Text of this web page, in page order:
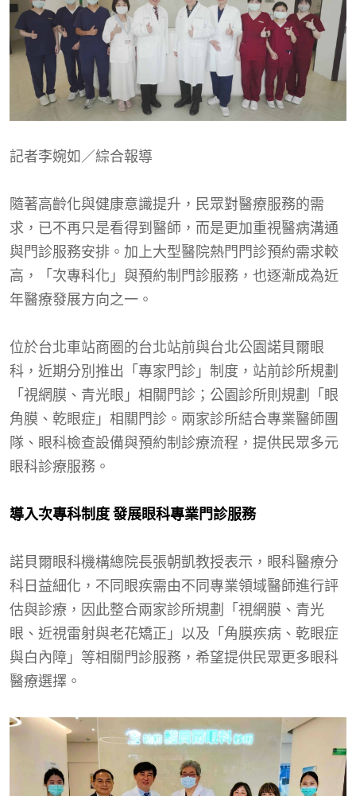
記者李婉如／綜合報導
隨著高齡化與健康意識提升，民眾對醫療服務的需
求，已不再只是看得到醫師，而是更加重視醫病溝通
與門診服務安排。加上大型醫院熱門門診預約需求較
高，「次專科化」與預約制門診服務，也逐漸成為近
年醫療發展方向之一。
位於台北車站商圈的台北站前與台北公園諾貝爾眼
科，近期分別推出「專家門診」制度，站前診所規劃
「視網膜、青光眼」相關門診；公園診所則規劃「眼
角膜、乾眼症」相關門診。兩家診所結合專業醫師團
隊、眼科檢查設備與預約制診療流程，提供民眾多元
眼科診療服務。
導入次專科制度 發展眼科專業門診服務
諾貝爾眼科機構總院長張朝凱教授表示，眼科醫療分
科日益細化，不同眼疾需由不同專業領域醫師進行評
估與診療，因此整合兩家診所規劃「視網膜、青光
眼、近視雷射與老花矯正」以及「角膜疾病、乾眼症
與白內障」等相關門診服務，希望提供民眾更多眼科
醫療選擇。